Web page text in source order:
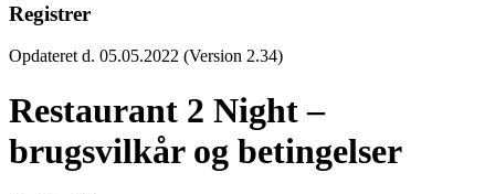
Registrer
Opdateret d. 05.05.2022 (Version 2.34)
Restaurant 2 Night –
brugsvilkår og betingelser